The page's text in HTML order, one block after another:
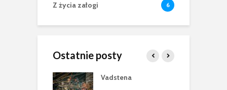
Z życia załogi 6
Ostatnie posty
Vadstena